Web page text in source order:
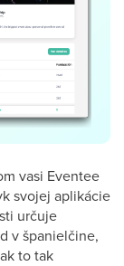
vasi Eventee
svojej aplikácie
určuje
v španielčine,
to tak